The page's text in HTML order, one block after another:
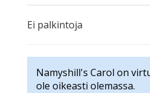
Ei palkintoja
Namyshill's Carol on
ole oikeasti olemassa.